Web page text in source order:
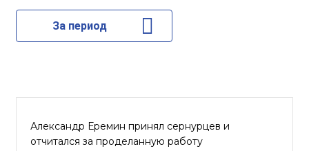
За период
Александр Еремин принял сернурцев и
отчитался за проделанную работу